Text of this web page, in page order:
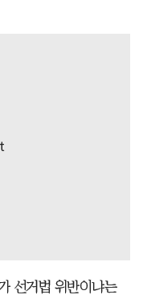
선거법 위반이냐는